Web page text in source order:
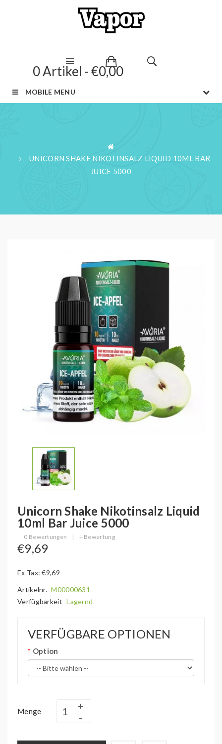
0 Artikel - €0,00
MOBILE MENU
UNICORN SHAKE NIKOTINSALZ LIQUID 10ML BAR
JUICE 5000
Unicorn Shake Nikotinsalz Liquid
10ml Bar Juice 5000
0 Bewertungen | + Bewertung
€9,69
Ex Tax: €9,69
Artikelnr. M00000631
Verfügbarkeit Lagernd
VERFÜGBARE OPTIONEN
Option
Menge